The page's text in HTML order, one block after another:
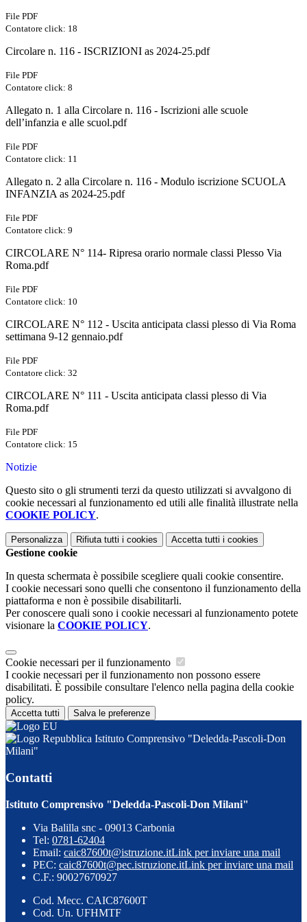
File PDF
Contatore click: 18
Circolare n. 116 - ISCRIZIONI as 2024-25.pdf
File PDF
Contatore click: 8
Allegato n. 1 alla Circolare n. 116 - Iscrizioni alle scuole
dell’infanzia e alle scuol.pdf
File PDF
Contatore click: 11
Allegato n. 2 alla Circolare n. 116 - Modulo iscrizione SCUOLA
INFANZIA as 2024-25.pdf
File PDF
Contatore click: 9
CIRCOLARE N° 114- Ripresa orario normale classi Plesso Via
Roma.pdf
File PDF
Contatore click: 10
CIRCOLARE N° 112 - Uscita anticipata classi plesso di Via Roma
settimana 9-12 gennaio.pdf
File PDF
Contatore click: 32
CIRCOLARE N° 111 - Uscita anticipata classi plesso di Via
Roma.pdf
File PDF
Contatore click: 15
Notizie
Questo sito o gli strumenti terzi da questo utilizzati si avvalgono di
cookie necessari al funzionamento ed utili alle finalità illustrate nella
COOKIE POLICY.
Personalizza Rifiuta tutti i cookies Accetta tutti i cookies
Gestione cookie
In questa schermata è possibile scegliere quali cookie consentire.
I cookie necessari sono quelli che consentono il funzionamento della
piattaforma e non è possibile disabilitarli.
Per conoscere quali sono i cookie necessari al funzionamento potete
visionare la COOKIE POLICY.
Cookie necessari per il funzionamento
I cookie necessari per il funzionamento non possono essere
disabilitati. È possibile consultare l'elenco nella pagina della cookie
policy.
Accetta tutti Salva le preferenze
Istituto Comprensivo "Deledda-Pascoli-Don
Milani"
Contatti
Istituto Comprensivo "Deledda-Pascoli-Don Milani"
Via Balilla snc - 09013 Carbonia
Tel: 0781-62404
Email: caic87600t@istruzione.itLink per inviare una mail
PEC: caic87600t@pec.istruzione.itLink per inviare una mail
C.F.: 90027670927
Cod. Mecc. CAIC87600T
Cod. Un. UFHMTF